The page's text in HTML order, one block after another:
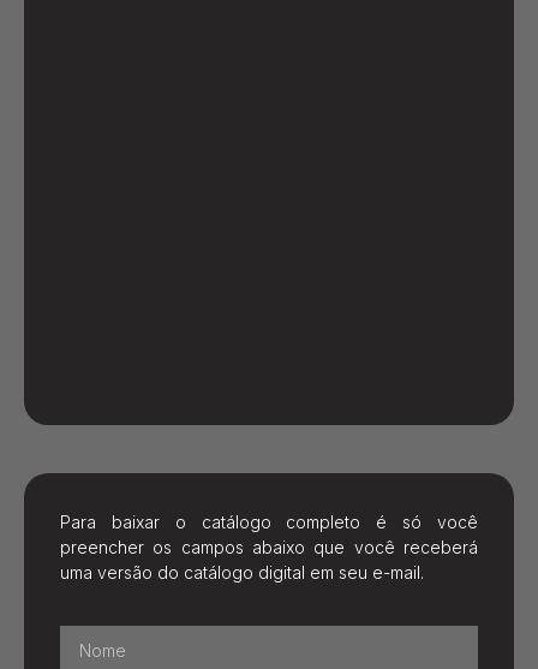
Para baixar o catálogo completo é só você
preencher os campos abaixo que você receberá
uma versão do catálogo digital em seu e-mail.